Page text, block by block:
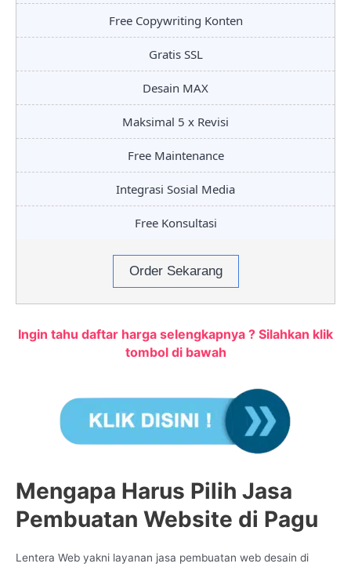
Free Copywriting Konten
Gratis SSL
Desain MAX
Maksimal 5 x Revisi
Free Maintenance
Integrasi Sosial Media
Free Konsultasi
Order Sekarang
Ingin tahu daftar harga selengkapnya ? Silahkan klik
tombol di bawah
Mengapa Harus Pilih Jasa
Pembuatan Website di Pagu
Lentera Web yakni layanan jasa pembuatan web desain di